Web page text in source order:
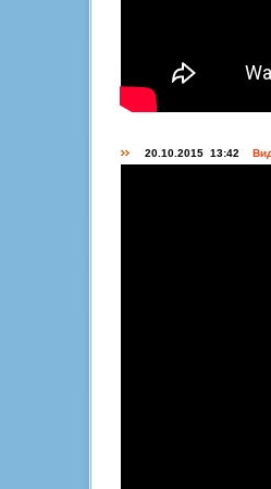
20.10.2015 13:42